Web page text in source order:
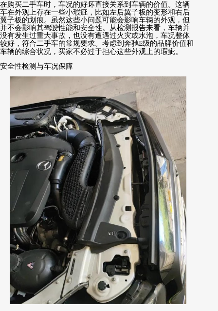
在购买二手车时，车况的好坏直接关系到车辆的价值。这辆
车在外观上存在一些小瑕疵，比如左后翼子板的变形和右后
翼子板的划痕。虽然这些小问题可能会影响车辆的外观，但
并不会影响其驾驶性能和安全性。从检测报告来看，车辆并
没有发生过重大事故，也没有遭遇过火灾或水泡，车况整体
较好，符合二手车的常规要求。考虑到奔驰E级的品牌价值和
车辆的综合状况，买家不必过于担心这些外观上的瑕疵。
安全性检测与车况保障